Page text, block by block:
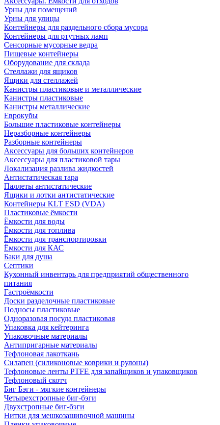
Урны для помещений
Урны для улицы
Контейнеры для раздельного сбора мусора
Контейнеры для ртутных ламп
Сенсорные мусорные ведра
Пищевые контейнеры
Оборудование для склада
Стеллажи для ящиков
Ящики для стеллажей
Канистры пластиковые и металлические
Канистры пластиковые
Канистры металлические
Еврокубы
Большие пластиковые контейнеры
Неразборные контейнеры
Разборные контейнеры
Аксессуары для больших контейнеров
Аксессуары для пластиковой тары
Локализация разлива жидкостей
Антистатическая тара
Паллеты антистатические
Ящики и лотки антистатические
Контейнеры KLT ESD (VDA)
Пластиковые ёмкости
Ёмкости для воды
Ёмкости для топлива
Ёмкости для транспортировки
Ёмкости для КАС
Баки для душа
Септики
Кухонный инвентарь для предприятий общественного
питания
Гастроёмкости
Доски разделочные пластиковые
Подносы пластиковые
Одноразовая посуда пластиковая
Упаковка для кейтеринга
Упаковочные материалы
Антипригарные материалы
Тефлоновая лакоткань
Силапен (силиконовые коврики и рулоны)
Тефлоновые ленты PTFE для запайщиков и упаковщиков
Тефлоновый скотч
Биг Бэги - мягкие контейнеры
Четырехстропные биг-бэги
Двухстропные биг-бэги
Нитки для мешкозашивочной машины